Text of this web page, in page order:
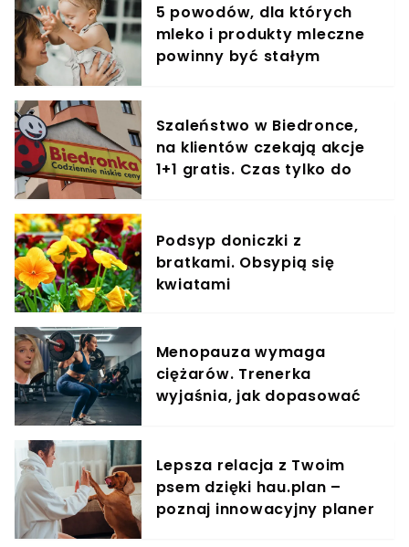
5 powodów, dla których
mleko i produkty mleczne
powinny być stałym
Szaleństwo w Biedronce,
na klientów czekają akcje
1+1 gratis. Czas tylko do
Podsyp doniczki z
bratkami. Obsypią się
kwiatami
Menopauza wymaga
ciężarów. Trenerka
wyjaśnia, jak dopasować
Lepsza relacja z Twoim
psem dzięki hau.plan –
poznaj innowacyjny planer